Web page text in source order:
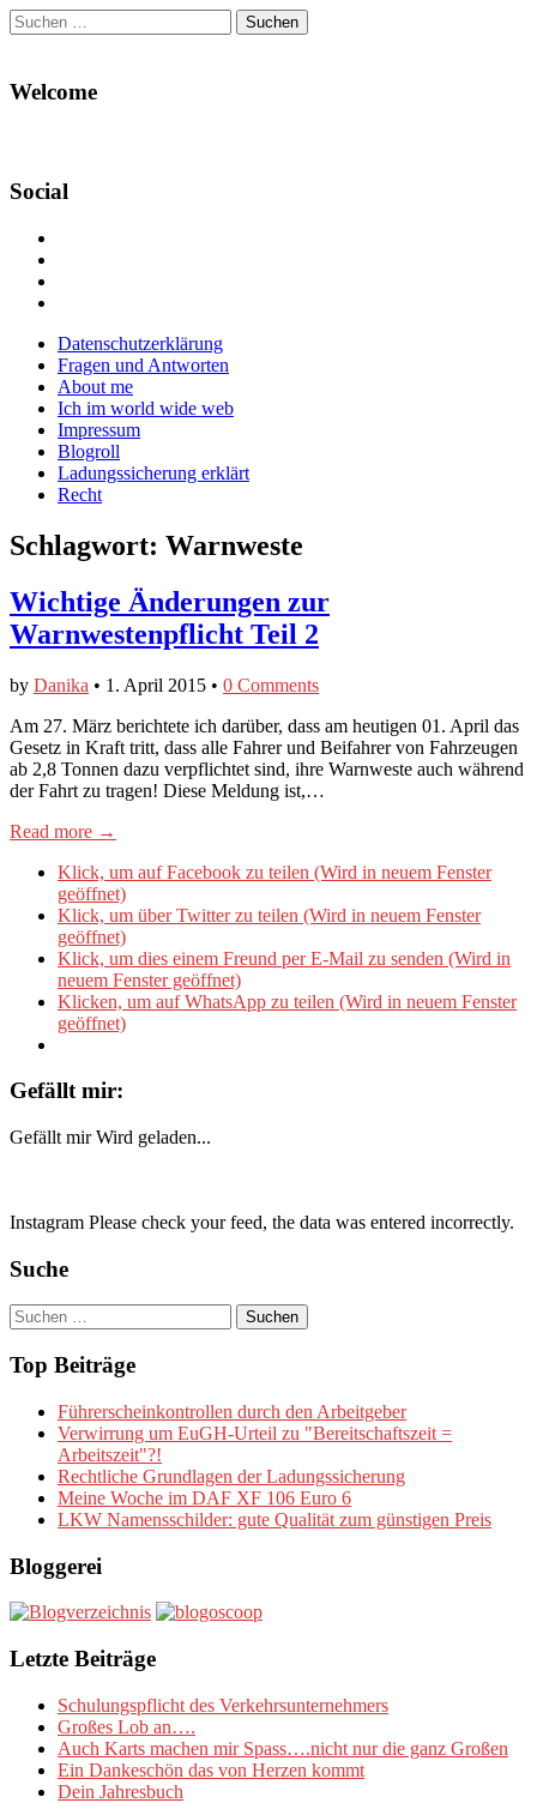
Suchen
nach:
Welcome
Social
Facebook
anzeigen
Twitter
anzeigen
auf
Instagram
anzeigen
Main
menu
Skip
content
Datenschutzerklärung
Fragen und Antworten
About me
Ich im world wide web
Impressum
Blogroll
Ladungssicherung erklärt
Recht
Schlagwort: Warnweste
Wichtige Änderungen zur
Warnwestenpflicht Teil 2
by Danika • 1. April 2015 • 0 Comments
Am 27. März berichtete ich darüber, dass am heutigen 01. April das
Gesetz in Kraft tritt, dass alle Fahrer und Beifahrer von Fahrzeugen
ab 2,8 Tonnen dazu verpflichtet sind, ihre Warnweste auch während
der Fahrt zu tragen! Diese Meldung ist,…
Read more →
Klick, um auf Facebook zu teilen (Wird in neuem Fenster
geöffnet)
Klick, um über Twitter zu teilen (Wird in neuem Fenster
geöffnet)
Klick, um dies einem Freund per E-Mail zu senden (Wird in
neuem Fenster geöffnet)
Klicken, um auf WhatsApp zu teilen (Wird in neuem Fenster
geöffnet)
Gefällt mir:
Gefällt mir Wird geladen...
Instagram Please check your feed, the data was entered incorrectly.
Suche
Suchen
nach:
Top Beiträge
Führerscheinkontrollen durch den Arbeitgeber
Verwirrung um EuGH-Urteil zu "Bereitschaftszeit =
Arbeitszeit"?!
Rechtliche Grundlagen der Ladungssicherung
Meine Woche im DAF XF 106 Euro 6
LKW Namensschilder: gute Qualität zum günstigen Preis
Bloggerei
Letzte Beiträge
Schulungspflicht des Verkehrsunternehmers
Großes Lob an….
Auch Karts machen mir Spass….nicht nur die ganz Großen
Ein Dankeschön das von Herzen kommt
Dein Jahresbuch